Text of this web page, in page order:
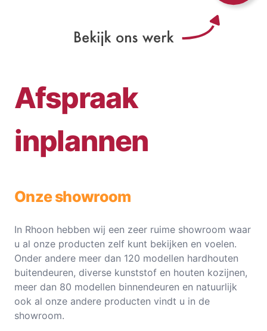
Afspraak
inplannen
Onze showroom
In Rhoon hebben wij een zeer ruime showroom waar
u al onze producten zelf kunt bekijken en voelen.
Onder andere meer dan 120 modellen hardhouten
buitendeuren, diverse kunststof en houten kozijnen,
meer dan 80 modellen binnendeuren en natuurlijk
ook al onze andere producten vindt u in de
showroom.